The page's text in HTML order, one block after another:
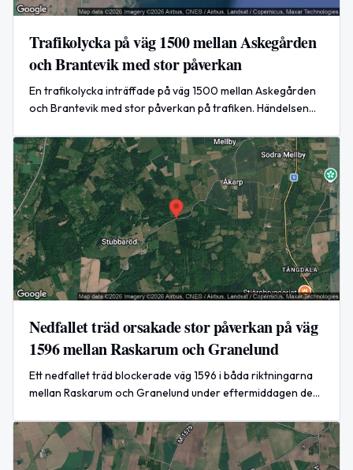
Trafikolycka på väg 1500 mellan Askegården
och Brantevik med stor påverkan
En trafikolycka inträffade på väg 1500 mellan Askegården
och Brantevik med stor påverkan på trafiken. Händelsen
Nedfallet träd orsakade stor påverkan på väg
1596 mellan Raskarum och Granelund
Ett nedfallet träd blockerade väg 1596 i båda riktningarna
mellan Raskarum och Granelund under eftermiddagen den